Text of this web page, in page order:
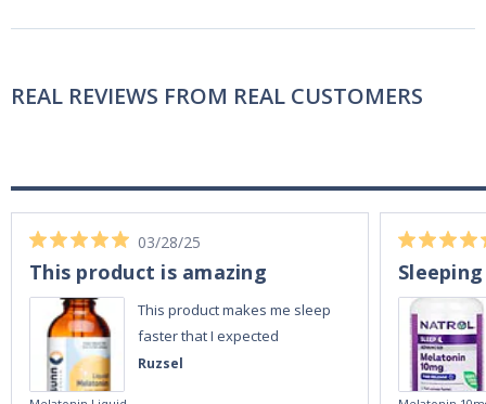
REAL REVIEWS FROM REAL CUSTOMERS
Ruzsel
03/28/25
This product is amazing
This product makes me sleep
faster that I expected